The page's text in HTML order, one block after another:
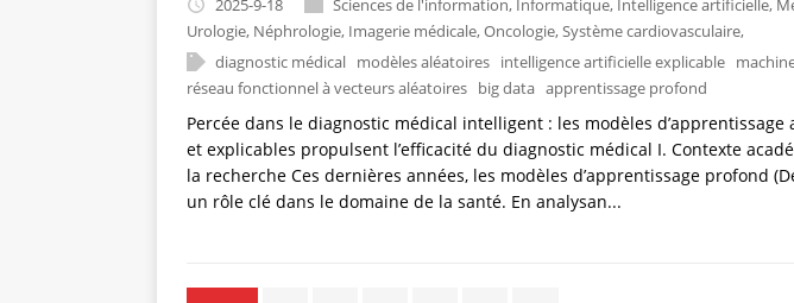
2025-9-18 Sciences de l'information, Informatique, Intelligence artificielle,
Urologie, Néphrologie, Imagerie médicale,Oncologie, Système cardiovasculaire,
diagnostic médical modèles aléatoires intelligence artificielle explicable
réseau fonctionnel à vecteurs aléatoires big data apprentissage profond
Percée dans le diagnostic médical intelligent : les modèles
et explicables propulsent l’efficacité du diagnostic médical I. Contexte
la recherche Ces dernières années, les modèles d’apprentissage profond
un rôle clé dans le domaine de la santé. En analysan...